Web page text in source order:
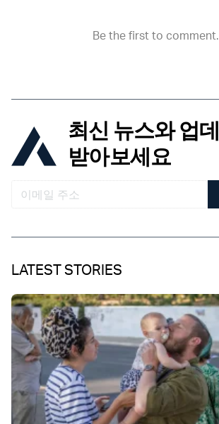
최신 뉴스와 업
받아보세요
LATEST STORIES